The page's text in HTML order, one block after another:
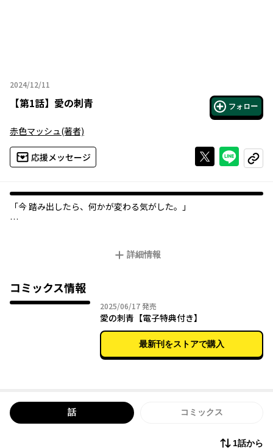
2024/12/11
2024年12月11日
【第1話】 愛の刺青 フォロー
赤色マッシュ(著者)
応援メッセージ Xで投稿する
ライン
コピー
「今 踏み出したら、何かが変わる気がした。」
その想いを強くする。そんな時、偶然通りかかったタトゥースタ
愛助のミステリアスな魅力と、胸に刻まれた"過去の恋愛の痕
跡"に強く惹かれていく尚紀。
過去の恋に囚われる彫り師×平凡な自分を変えたいノンケリーマ
切なく甘美なオトナの恋愛がここに––。
詳細情報
コミックス情報
2025/06/172025年06月17日
発売
愛の刺青【電子特典付き】
最新刊をストアで購入
話 コミックス
1話から